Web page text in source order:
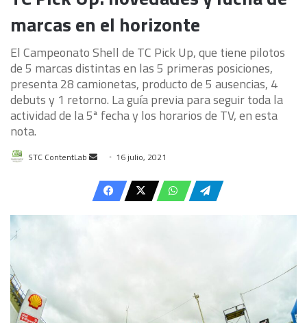
marcas en el horizonte
El Campeonato Shell de TC Pick Up, que tiene pilotos
de 5 marcas distintas en las 5 primeras posiciones,
presenta 28 camionetas, producto de 5 ausencias, 4
debuts y 1 retorno. La guía previa para seguir toda la
actividad de la 5ª fecha y los horarios de TV, en esta
nota.
STC ContentLab
Send
email
16 julio, 2021